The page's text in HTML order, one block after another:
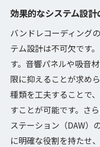
効果的なシステム設計
バンドレコーディング
テム設計は不可欠です
す。音響パネルや吸音
限に抑えることが求め
種類を工夫することで
すことが可能です。さ
ステーション（DAW）
に明確な役割を持たせ